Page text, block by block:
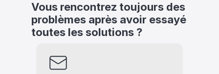
Vous rencontrez toujours des
problèmes après avoir essayé
toutes les solutions ?